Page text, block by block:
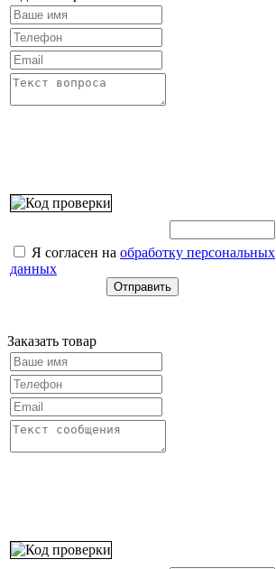
Я согласен на обработку персональных
данных
Заказать товар